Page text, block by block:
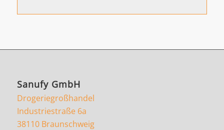
Sanufy GmbH
Drogeriegroßhandel
Industriestraße 6a
38110 Braunschweig